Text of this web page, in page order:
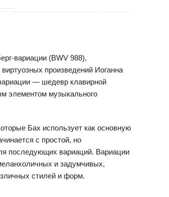
вариации (BWV 988),
произведений Иоганна
— шедевр клавирной
элементом музыкального
Бах использует как основную
с простой, но
последующих вариаций. Вариации
и задумчивых,
стилей и форм.